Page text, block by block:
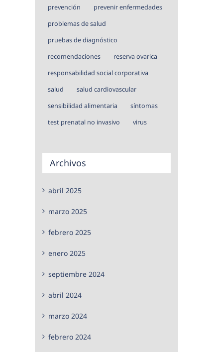
prevención
prevenir enfermedades
problemas de salud
pruebas de diagnóstico
recomendaciones
reserva ovarica
responsabilidad social corporativa
salud
salud cardiovascular
sensibilidad alimentaria
síntomas
test prenatal no invasivo
virus
Archivos
abril 2025
marzo 2025
febrero 2025
enero 2025
septiembre 2024
abril 2024
marzo 2024
febrero 2024